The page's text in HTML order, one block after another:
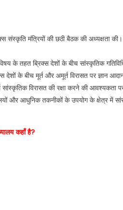
संस्कृति मंत्रियों की छठी बैठक की अध्यक्षता
तहत ब्रिक्स देशों के बीच सांस्कृतिक
के बीच मूर्त और अमूर्त विरासत पर ज्ञान
विरासत की रक्षा करने की आवश्यकता
और आधुनिक तकनीकों के उपयोग के क्षेत्र में
कहाँ है?